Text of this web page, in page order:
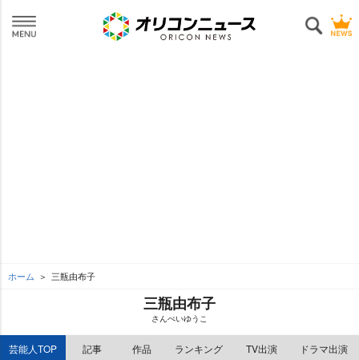
ホーム 三瓶由布子
三瓶由布子
さんぺいゆうこ
芸能人TOP 記事 作品 ランキング TV出演 ドラマ出演